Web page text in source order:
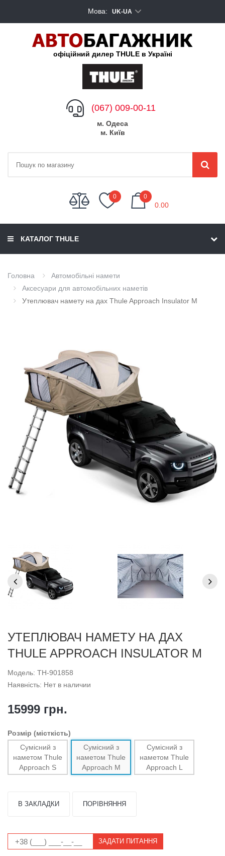
Мова: UK-UA
офіційний дилер THULE в Україні
(067) 009-00-11
м. Одеса
м. Київ
0 0
0.00
КАТАЛОГ THULE
Головна
Автомобільні намети
Аксесуари для автомобільних наметів
Утеплювач намету на дах Thule Approach Insulator M
УТЕПЛЮВАЧ НАМЕТУ НА ДАХ
THULE APPROACH INSULATOR M
Модель: TH-901858
Наявність: Нет в наличии
15999 грн.
Розмір (місткість)
Сумісний з
наметом Thule
Approach S
Сумісний з
наметом Thule
Approach M
Сумісний з
наметом Thule
Approach L
В ЗАКЛАДКИ ПОРІВНЯННЯ
ЗАДАТИ ПИТАННЯ